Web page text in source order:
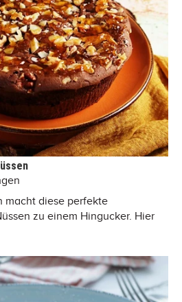
macht diese perfekte
zu einem Hingucker. Hier